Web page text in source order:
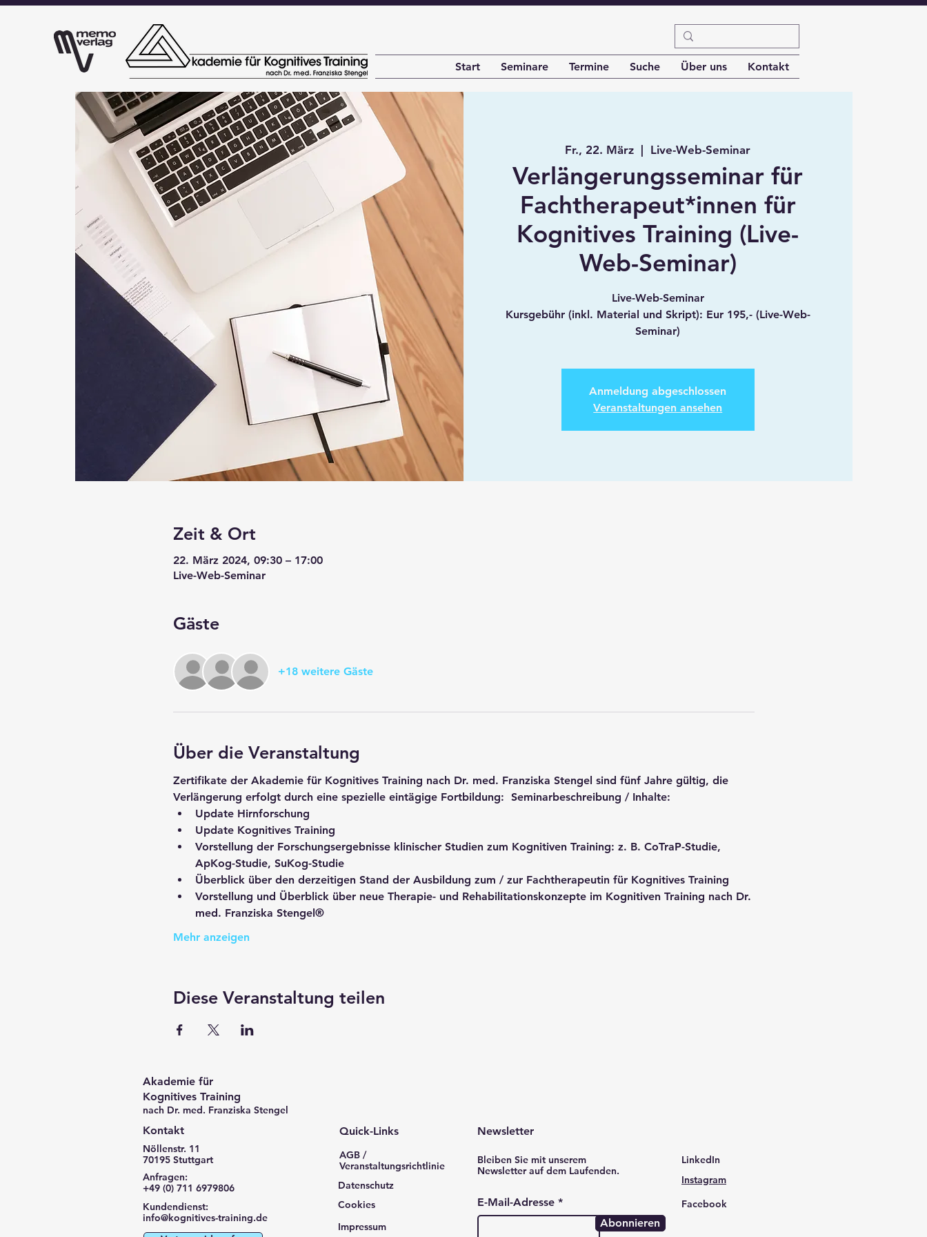
Start Seminare Termine Suche Über uns Kontakt
Fr., 22. März
  |
Live-Web-Seminar
Verlängerungsseminar für
Fachtherapeut*innen für
Kognitives Training (Live-
Web-Seminar)
Live-Web-Seminar
Kursgebühr (inkl. Material und Skript): Eur 195,- (Live-Web-
Seminar)
Anmeldung abgeschlossen
Veranstaltungen ansehen
Zeit & Ort
22. März 2024, 09:30 – 17:00
Live-Web-Seminar
Gäste
+18 weitere Gäste
Über die Veranstaltung
Zertifikate der Akademie für Kognitives Training nach Dr. med. Franziska Stengel sind fünf Jahre gültig, die
Verlängerung erfolgt durch eine spezielle eintägige Fortbildung: Seminarbeschreibung / Inhalte:
Update Hirnforschung
Update Kognitives Training
Vorstellung der Forschungsergebnisse klinischer Studien zum Kognitiven Training: z. B. CoTraP-Studie,
ApKog-Studie, SuKog-Studie
Überblick über den derzeitigen Stand der Ausbildung zum / zur Fachtherapeutin für Kognitives Training
Vorstellung und Überblick über neue Therapie- und Rehabilitationskonzepte im Kognitiven Training nach Dr.
med. Franziska Stengel®
Mehr anzeigen
Diese Veranstaltung teilen
Akademie für
Kognitives Training
nach Dr. med. Franziska Stengel
Kontakt
Nöllenstr. 11
70195 Stuttgart
Anfragen:
+49 (0) 711 6979806
Kundendienst:
info@kognitives-training.de
Newsletter
Bleiben Sie mit unserem
Newsletter auf dem Laufenden.
E-Mail-Adresse
Abonnieren
LinkedIn
Instagram
Facebook
Quick-Links
AGB /
Veranstaltungsrichtlinie
Datenschutz
Cookies
Impressum